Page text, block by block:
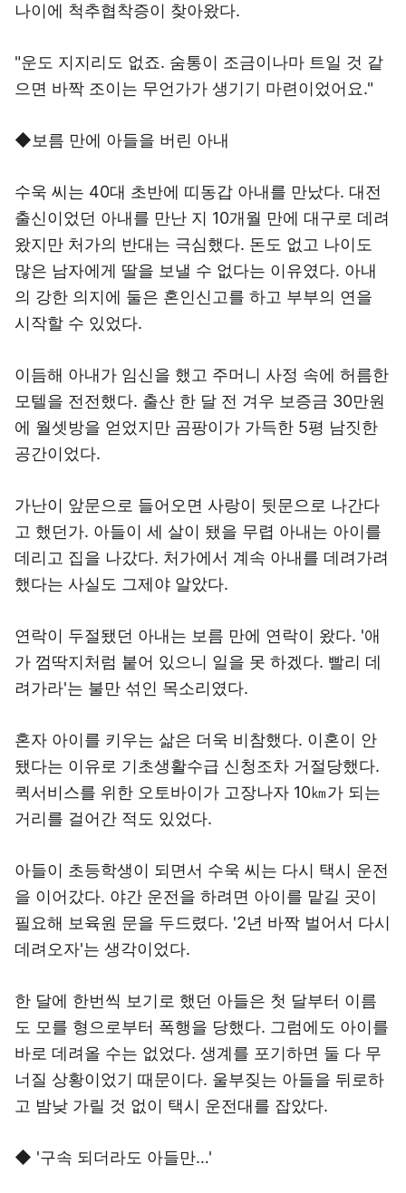
나이에 척추협착증이 찾아왔다.
"운도 지지리도 없죠. 숨통이 조금이나마 트일 것 같
으면 바짝 조이는 무언가가 생기기 마련이었어요."
◆보름 만에 아들을 버린 아내
수욱 씨는 40대 초반에 띠동갑 아내를 만났다. 대전
출신이었던 아내를 만난 지 10개월 만에 대구로 데려
왔지만 처가의 반대는 극심했다. 돈도 없고 나이도
많은 남자에게 딸을 보낼 수 없다는 이유였다. 아내
의 강한 의지에 둘은 혼인신고를 하고 부부의 연을
시작할 수 있었다.
이듬해 아내가 임신을 했고 주머니 사정 속에 허름한
모텔을 전전했다. 출산 한 달 전 겨우 보증금 30만원
에 월셋방을 얻었지만 곰팡이가 가득한 5평 남짓한
공간이었다.
가난이 앞문으로 들어오면 사랑이 뒷문으로 나간다
고 했던가. 아들이 세 살이 됐을 무렵 아내는 아이를
데리고 집을 나갔다. 처가에서 계속 아내를 데려가려
했다는 사실도 그제야 알았다.
연락이 두절됐던 아내는 보름 만에 연락이 왔다. '애
가 껌딱지처럼 붙어 있으니 일을 못 하겠다. 빨리 데
려가라'는 불만 섞인 목소리였다.
혼자 아이를 키우는 삶은 더욱 비참했다. 이혼이 안
됐다는 이유로 기초생활수급 신청조차 거절당했다.
퀵서비스를 위한 오토바이가 고장나자 10㎞가 되는
거리를 걸어간 적도 있었다.
아들이 초등학생이 되면서 수욱 씨는 다시 택시 운전
을 이어갔다. 야간 운전을 하려면 아이를 맡길 곳이
필요해 보육원 문을 두드렸다. '2년 바짝 벌어서 다시
데려오자'는 생각이었다.
한 달에 한번씩 보기로 했던 아들은 첫 달부터 이름
도 모를 형으로부터 폭행을 당했다. 그럼에도 아이를
바로 데려올 수는 없었다. 생계를 포기하면 둘 다 무
너질 상황이었기 때문이다. 울부짖는 아들을 뒤로하
고 밤낮 가릴 것 없이 택시 운전대를 잡았다.
◆ '구속 되더라도 아들만…'